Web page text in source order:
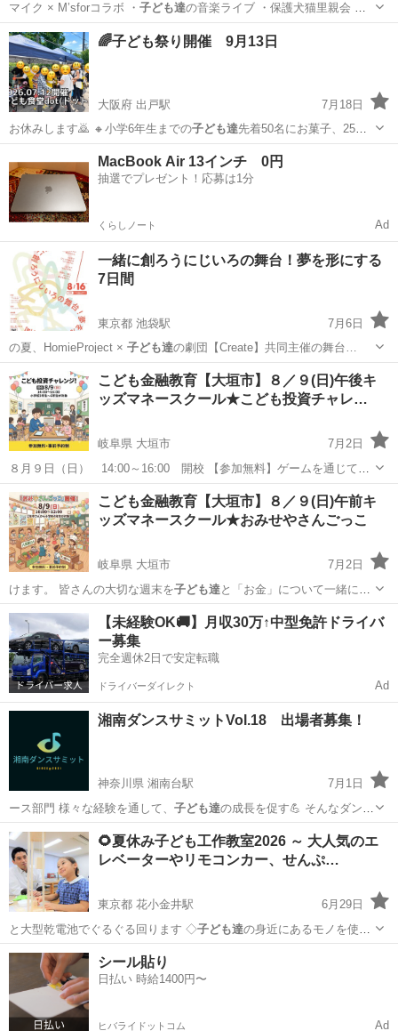
マイク × M’sforコラボ ・ 子ども達の音楽ライブ ・保護犬猫里親会 ・
愛…
三重 津市 久居駅 フリーマーケット
🌈子ども祭り開催 9月13日
大阪府 出戸駅
7月18日
お休みします🙇 🔸小学6年生までの子ども達先着50名にお菓子、25家
族様にレト…大阪市 出戸駅 地域/お祭り 子ども食堂
MacBook Air 13インチ 0円
抽選でプレゼント！応募は1分
くらしノート Ad
一緒に創ろうにじいろの舞台！夢を形にする
7日間
東京都 池袋駅
7月6日
の夏、HomieProject × 子ども達の劇団【Create】共同主催の舞台…
東京 豊島区 池袋駅 ワークショップ 舞台
こども金融教育【大垣市】８／９(日)午後キ
ッズマネースクール★こども投資チャレ…
岐阜県 大垣市
7月2日
８月９日（日） 14:00～16:00 開校 【参加無料】ゲームを通じて投
資の基礎を親子で学ぶことが出来ます！ 🚀💰 子ども投資チャレンジ！
開催のお知らせ 📈🍎 「投資」って難しそう？ いいえ、そんなことは
ありませ...
岐阜 大垣市 セミナー キッズマネースクール
こども金融教育【大垣市】８／９(日)午前キ
ッズマネースクール★おみせやさんごっこ
岐阜県 大垣市
7月2日
けます。 皆さんの大切な週末を子ども達と「お金」について一緒に学
んでみませ…
岐阜 大垣市 セミナー キッズマネースクール
【未経験OK🚚】月収30万↑中型免許ドライバ
ー募集
完全週休2日で安定転職
ドライバーダイレクト Ad
湘南ダンスサミットVol.18 出場者募集！
神奈川県 湘南台駅
7月1日
ース部門 様々な経験を通して、 子ども達の成長を促す💪 そんなダンス
イベン…
神奈川 藤沢市 湘南台駅 スポーツ ダンスコンテスト
🌻夏休み子ども工作教室2026 ～ 大人気のエ
レベーターやリモコンカー、せんぷ…
東京都 花小金井駅
6月29日
と大型乾電池でぐるぐる回ります ◇子ども達の身近にあるモノを使っ
て、モーターが…
東京 小平市 花小金井駅
シール貼り
日払い 時給1400円〜
ヒバライドットコム Ad